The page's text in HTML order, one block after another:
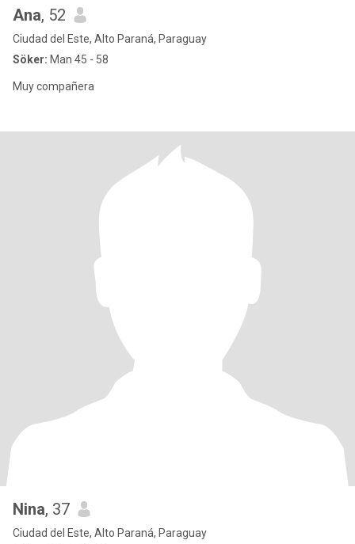
Ana, 52
Ciudad del Este, Alto Paraná, Paraguay
Söker: Man 45 - 58
Muy compañera
Nina, 37
Ciudad del Este, Alto Paraná, Paraguay